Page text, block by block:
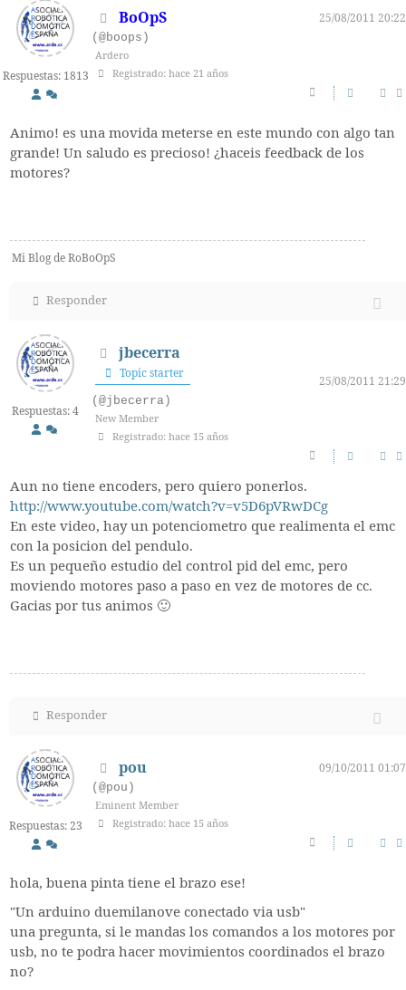
Respuestas: 1813
BoOpS
25/08/2011 20:22
(@boops)
Ardero
Registrado: hace 21 años
Animo! es una movida meterse en este mundo con algo tan
grande! Un saludo es precioso! ¿haceis feedback de los
motores?
Mi Blog de RoBoOpS
Responder
Respuestas: 4
jbecerra
Topic starter
25/08/2011 21:29
(@jbecerra)
New Member
Registrado: hace 15 años
Aun no tiene encoders, pero quiero ponerlos.
http://www.youtube.com/watch?v=v5D6pVRwDCg
En este video, hay un potenciometro que realimenta el emc
con la posicion del pendulo.
Es un pequeño estudio del control pid del emc, pero
moviendo motores paso a paso en vez de motores de cc.
Gacias por tus animos 🙂
Responder
Respuestas: 23
pou
09/10/2011 01:07
(@pou)
Eminent Member
Registrado: hace 15 años
hola, buena pinta tiene el brazo ese!
"Un arduino duemilanove conectado via usb"
una pregunta, si le mandas los comandos a los motores por
usb, no te podra hacer movimientos coordinados el brazo
no?